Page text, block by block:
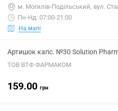
м. Могилів-Подільський, вул.
Пн-Нд: 07:00-21:00
На мапі
Артишок капс. №30 Solution
ТОВ ВТФ ФАРМАКОМ
159.00 грн